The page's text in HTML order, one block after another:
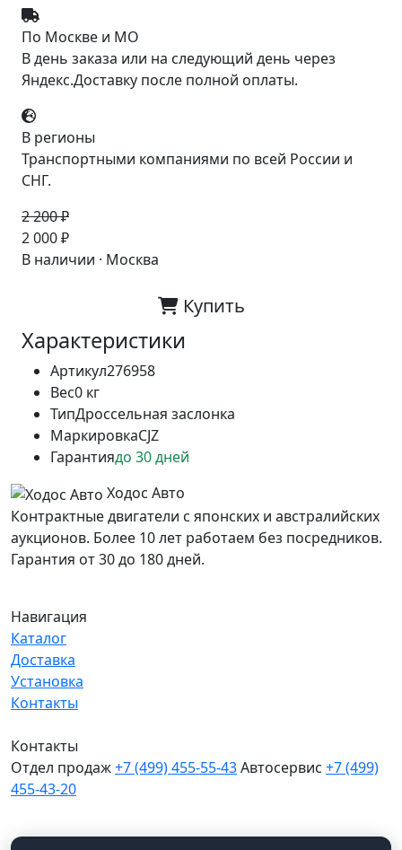
По Москве и МО
В день заказа или на следующий день через
Яндекс.Доставку после полной оплаты.
В регионы
Транспортными компаниями по всей России и
СНГ.
2 200 ₽
2 000 ₽
В наличии · Москва
Купить
Характеристики
Артикул276958
Вес0 кг
ТипДроссельная заслонка
МаркировкаCJZ
Гарантиядо 30 дней
Ходос Авто
Контрактные двигатели с японских и австралийских
аукционов. Более 10 лет работаем без посредников.
Гарантия от 30 до 180 дней.
Навигация
Каталог
Доставка
Установка
Контакты
Контакты
Отдел продаж+7 (499) 455-55-43Автосервис +7 (499)
455-43-20